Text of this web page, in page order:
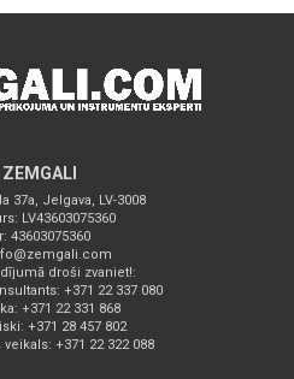
37a, Jelgava, LV-3008
LV43603075360
43603075360
droši zvaniet!:
+371 22 337 080
+371 22 331 868
+371 28 457 802
+371 22 322 088